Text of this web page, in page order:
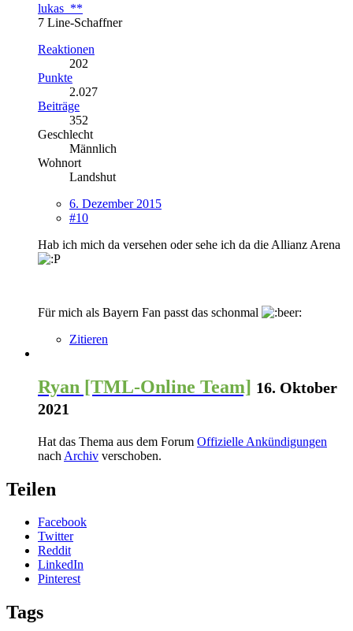
lukas_**
7 Line-Schaffner
Reaktionen
202
Punkte
2.027
Beiträge
352
Geschlecht
Männlich
Wohnort
Landshut
6. Dezember 2015
#10
Hab ich mich da versehen oder sehe ich da die Allianz Arena
Für mich als Bayern Fan passt das schonmal
Zitieren
Ryan [TML-Online Team] 16. Oktober
2021
Hat das Thema aus dem Forum Offizielle Ankündigungen
nach Archiv verschoben.
Teilen
Facebook
Twitter
Reddit
LinkedIn
Pinterest
Tags